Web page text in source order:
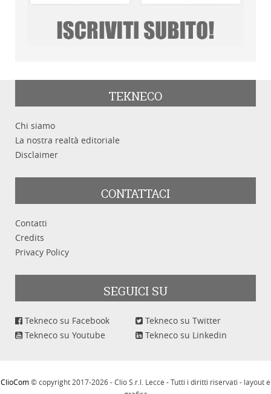
TEKNECO
Chi siamo
La nostra realtà editoriale
Disclaimer
CONTATTACI
Contatti
Credits
Privacy Policy
SEGUICI SU
Tekneco su Facebook
Tekneco su Twitter
Tekneco su Youtube
Tekneco su Linkedin
ClioCom© copyright 2017-2026 - Clio S.r.l. Lecce - Tutti i diritti riservati - layout e